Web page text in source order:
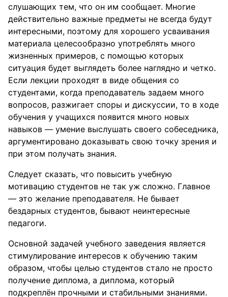
слушающих тем, что он им сообщает. Многие
действительно важные предметы не всегда будут
интересными, поэтому для хорошего усваивания
материала целесообразно употреблять много
жизненных примеров, с помощью которых
ситуация будет выглядеть более наглядно и четко.
Если лекции проходят в виде общения со
студентами, когда преподаватель задаем много
вопросов, разжигает споры и дискуссии, то в ходе
обучения у учащихся появится много новых
навыков — умение выслушать своего собеседника,
аргументировано доказывать свою точку зрения и
при этом получать знания.
Следует сказать, что повысить учебную
мотивацию студентов не так уж сложно. Главное
— это желание преподавателя. Не бывает
бездарных студентов, бывают неинтересные
педагоги.
Основной задачей учебного заведения является
стимулирование интересов к обучению таким
образом, чтобы целью студентов стало не просто
получение диплома, а диплома, который
подкреплён прочными и стабильными знаниями.